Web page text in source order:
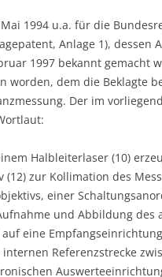
1994 u.a. für die
Anlage 1), dessen
1997 bekannt gemacht
dem die Beklagte
Der im
Halbleiterlaser (10)
zur Kollimation des
einer
und Abbildung des
eine
Referenzstrecke